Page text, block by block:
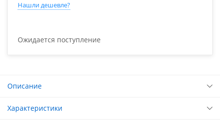
Нашли дешевле?
Ожидается поступление
Описание
Характеристики